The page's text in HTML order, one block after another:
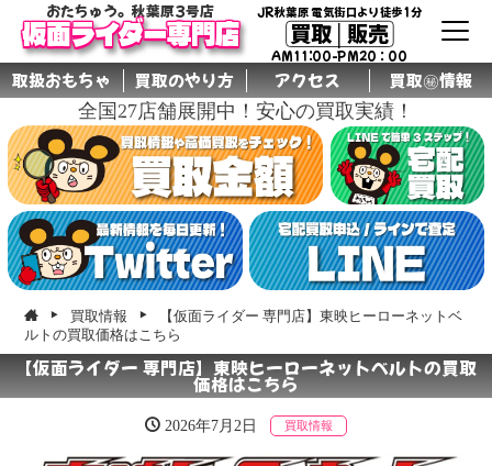
おたちゅう。秋葉原3号店
仮面ライダー専門店
JR秋葉原 電気街口より徒歩1分
買取│販売
AM11:00-PM20：00
取扱おもちゃ 買取のやり方 アクセス 買取㊙情報
グル
ープ
店舗
全国27店舗展開中！安心の買取実績！
買取情報
【仮面ライダー 専門店】東映ヒーローネットベ
ルトの買取価格はこちら
【仮面ライダー 専門店】東映ヒーローネットベルトの買取
価格はこちら
2026年7月2日 買取情報